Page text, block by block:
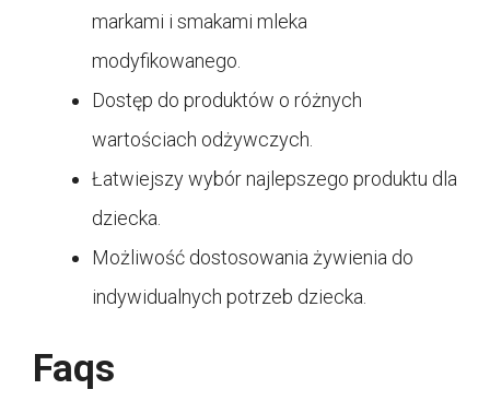
markami i smakami mleka
modyfikowanego.
Dostęp do produktów o różnych
wartościach odżywczych.
Łatwiejszy wybór najlepszego produktu dla
dziecka.
Możliwość dostosowania żywienia do
indywidualnych potrzeb dziecka.
Faqs